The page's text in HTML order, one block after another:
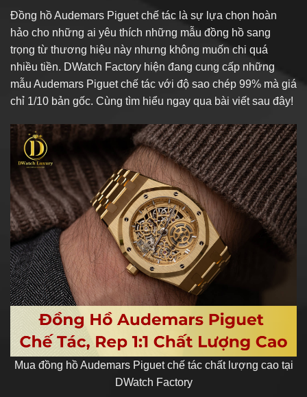
Đồng hồ Audemars Piguet chế tác là sự lựa chọn hoàn
hảo cho những ai yêu thích những mẫu đồng hồ sang
trọng từ thương hiệu này nhưng không muốn chi quá
nhiều tiền. DWatch Factory hiện đang cung cấp những
mẫu Audemars Piguet chế tác với độ sao chép 99% mà giá
chỉ 1/10 bản gốc. Cùng tìm hiểu ngay qua bài viết sau đây!
Mua đồng hồ Audemars Piguet chế tác chất lượng cao tại
DWatch Factory